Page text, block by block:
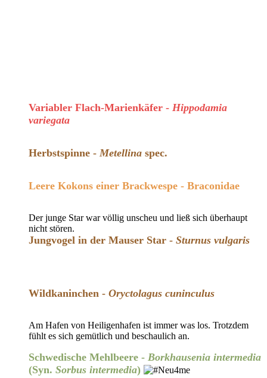
Variabler Flach-Marienkäfer - Hippodamia
variegata
Herbstspinne - Metellina spec.
Leere Kokons einer Brackwespe - Braconidae
Der junge Star war völlig unscheu und ließ sich überhaupt
nicht stören.
Jungvogel in der Mauser Star - Sturnus vulgaris
Wildkaninchen - Oryctolagus cuninculus
Am Hafen von Heiligenhafen ist immer was los. Trotzdem
fühlt es sich gemütlich und beschaulich an.
Schwedische Mehlbeere - Borkhausenia intermedia
(Syn. Sorbus intermedia)